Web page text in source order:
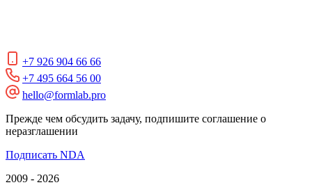
+7 926 904 66 66
+7 495 664 56 00
hello@formlab.pro
Прежде чем обсудить задачу, подпишите соглашение о
неразглашении
Подписать NDA
2009 - 2026